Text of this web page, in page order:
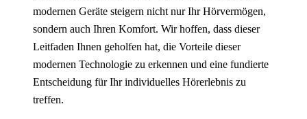
modernen Geräte steigern nicht nur Ihr Hörvermögen,
sondern auch Ihren Komfort. Wir hoffen, dass dieser
Leitfaden Ihnen geholfen hat, die Vorteile dieser
modernen Technologie zu erkennen und eine fundierte
Entscheidung für Ihr individuelles Hörerlebnis zu
treffen.